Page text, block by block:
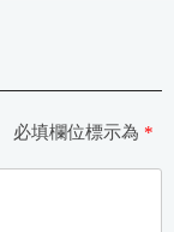
必填欄位標示為 *